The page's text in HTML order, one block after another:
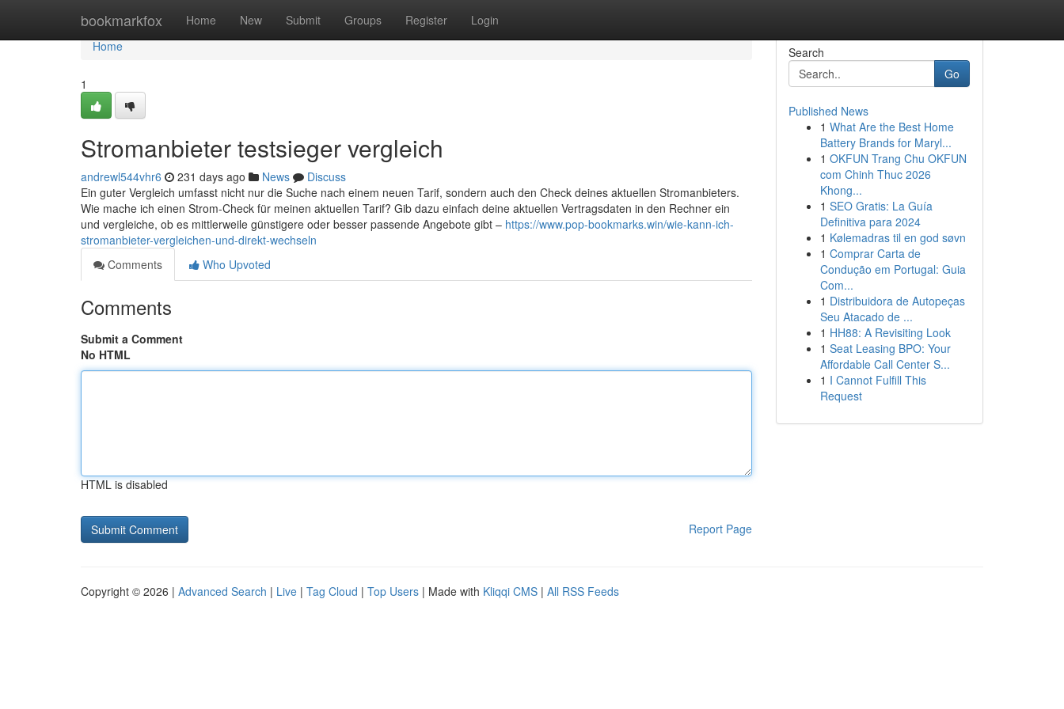
bookmarkfox Home New Submit Groups Register Login
Home
Home
1
Stromanbieter testsieger vergleich
andrewl544vhr6 231 days ago News
Discuss
Ein guter Vergleich umfasst nicht nur die Suche nach einem neuen Tarif, sondern auch den Check deines aktuellen Stromanbieters.
Wie mache ich einen Strom-Check für meinen aktuellen Tarif? Gib dazu einfach deine aktuellen Vertragsdaten in den Rechner ein
und vergleiche, ob es mittlerweile günstigere oder besser passende Angebote gibt – https://www.pop-bookmarks.win/wie-kann-ich-
stromanbieter-vergleichen-und-direkt-wechseln
Comments
Who Upvoted
Comments
Submit a Comment
No HTML
HTML is disabled
Report Page
Search
Go
Published News
1 What Are the Best Home
Battery Brands for Maryl...
1 OKFUN Trang Chu OKFUN
com Chinh Thuc 2026
Khong...
1 SEO Gratis: La Guía
Definitiva para 2024
1 Kølemadras til en god søvn
1 Comprar Carta de
Condução em Portugal: Guia
Com...
1 Distribuidora de Autopeças
Seu Atacado de ...
1 HH88: A Revisiting Look
1 Seat Leasing BPO: Your
Affordable Call Center S...
1 I Cannot Fulfill This
Request
Copyright © 2026 | Advanced Search | Live | Tag Cloud | Top Users | Made with Kliqqi CMS | All RSS Feeds